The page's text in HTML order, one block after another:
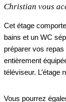
Christian vous
Cet étage
bains et un WC
préparer vos
entièrement
téléviseur. L’étage
Vous pourrez